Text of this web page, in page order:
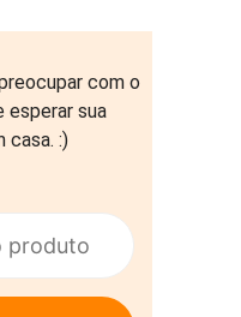
com o
esperar sua
casa. :)